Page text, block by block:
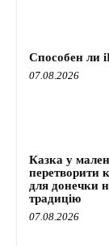
Способен ли
07.08.2026
Казка у
перетворити
для донечки
традицію
07.08.2026